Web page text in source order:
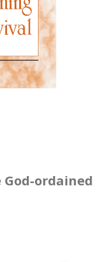
God-ordained